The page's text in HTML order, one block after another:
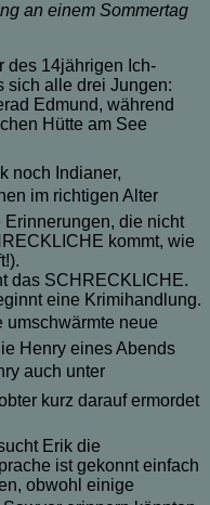
an einem Sommertag
des 14jährigen Ich-
sich alle drei Jungen:
Edmund, während
Hütte am See
noch Indianer,
im richtigen Alter
die nicht
kommt, wie
das SCHRECKLICHE.
eine Krimihandlung.
umschwärmte neue
Henry eines Abends
auch unter
kurz darauf ermordet
Erik die
ist gekonnt einfach
obwohl einige